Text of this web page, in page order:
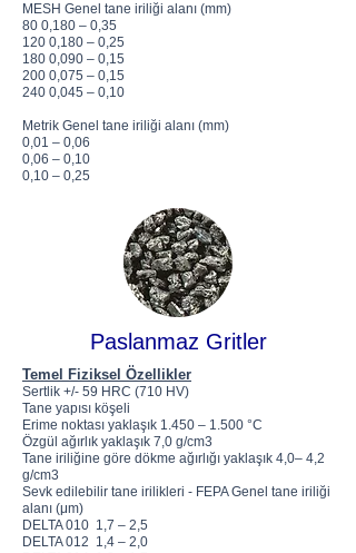
MESH Genel tane iriliği alanı (mm)
80 0,180 – 0,35
120 0,180 – 0,25
180 0,090 – 0,15
200 0,075 – 0,15
240 0,045 – 0,10
Metrik Genel tane iriliği alanı (mm)
0,01 – 0,06
0,06 – 0,10
0,10 – 0,25
Paslanmaz Gritler
Temel Fiziksel Özellikler
Sertlik +/- 59 HRC (710 HV)
Tane yapısı köşeli
Erime noktası yaklaşık 1.450 – 1.500 °C
Özgül ağırlık yaklaşık 7,0 g/cm3
Tane iriliğine göre dökme ağırlığı yaklaşık 4,0– 4,2
g/cm3
Sevk edilebilir tane irilikleri - FEPA Genel tane iriliği
alanı (μm)
DELTA 010 1,7 – 2,5
DELTA 012 1,4 – 2,0